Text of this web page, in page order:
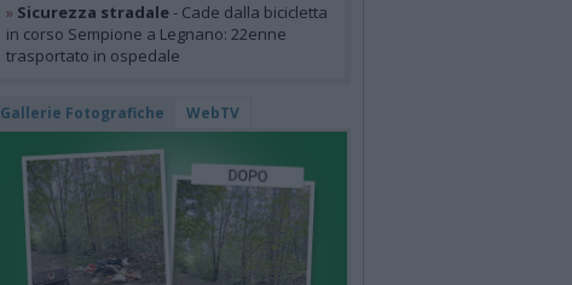
» Sicurezza stradale- Cade dalla bicicletta
in corso Sempione a Legnano: 22enne
trasportato in ospedale
Gallerie Fotografiche WebTV